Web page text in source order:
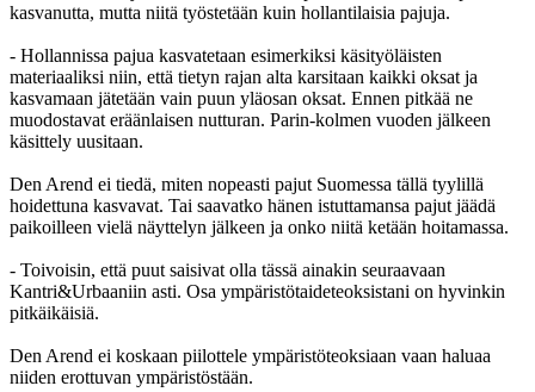
kasvanutta, mutta niitä työstetään kuin hollantilaisia pajuja.
- Hollannissa pajua kasvatetaan esimerkiksi käsityöläisten
materiaaliksi niin, että tietyn rajan alta karsitaan kaikki oksat ja
kasvamaan jätetään vain puun yläosan oksat. Ennen pitkää ne
muodostavat eräänlaisen nutturan. Parin-kolmen vuoden jälkeen
käsittely uusitaan.
Den Arend ei tiedä, miten nopeasti pajut Suomessa tällä tyylillä
hoidettuna kasvavat. Tai saavatko hänen istuttamansa pajut jäädä
paikoilleen vielä näyttelyn jälkeen ja onko niitä ketään hoitamassa.
- Toivoisin, että puut saisivat olla tässä ainakin seuraavaan
Kantri&Urbaaniin asti. Osa ympäristötaideteoksistani on hyvinkin
pitkäikäisiä.
Den Arend ei koskaan piilottele ympäristöteoksiaan vaan haluaa
niiden erottuvan ympäristöstään.